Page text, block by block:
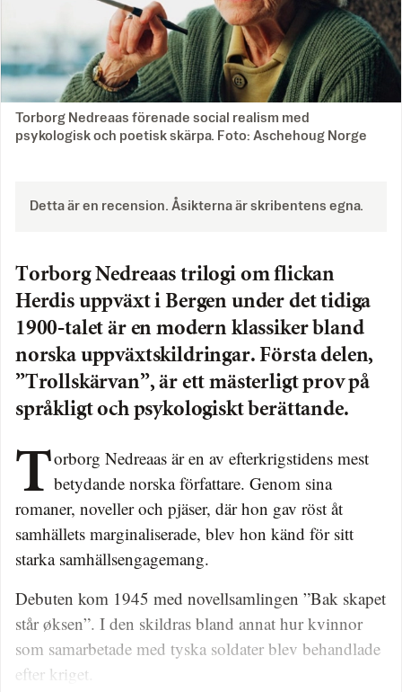
Torborg Nedreaas förenade social realism med
psykologisk och poetisk skärpa. Foto: Aschehoug Norge
Detta är en recension. Åsikterna är skribentens egna.
Torborg Nedreaas trilogi om flickan
Herdis uppväxt i Bergen under det tidiga
1900-talet är en modern klassiker bland
norska uppväxtskildringar. Första delen,
”Trollskärvan”, är ett mästerligt prov på
språkligt och psykologiskt berättande.
Torborg Nedreaas är en av efterkrigstidens mestbetydande norska författare. Genom sina
romaner, noveller och pjäser, där hon gav röst åt
samhällets marginaliserade, blev hon känd för sitt
starka samhällsengagemang.
Debuten kom 1945 med novellsamlingen ”Bak skapet
står øksen”. I den skildras bland annat hur kvinnor
som samarbetade med tyska soldater blev behandlade
efter kriget.